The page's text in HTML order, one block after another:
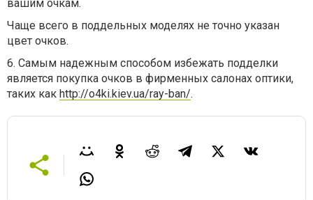
вашим очкам.
Чаще всего в поддельных моделях не точно указан
цвет очков.
6. Самым надежным способом избежать подделки
является покупка очков в фирменных салонах оптики,
таких как http://o4ki.kiev.ua/ray-ban/.